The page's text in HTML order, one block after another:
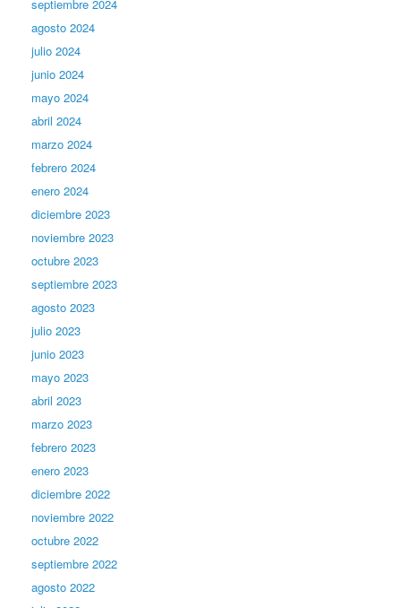
septiembre 2024
agosto 2024
julio 2024
junio 2024
mayo 2024
abril 2024
marzo 2024
febrero 2024
enero 2024
diciembre 2023
noviembre 2023
octubre 2023
septiembre 2023
agosto 2023
julio 2023
junio 2023
mayo 2023
abril 2023
marzo 2023
febrero 2023
enero 2023
diciembre 2022
noviembre 2022
octubre 2022
septiembre 2022
agosto 2022